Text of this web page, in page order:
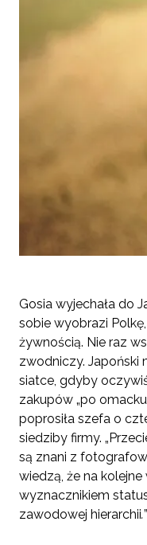
Gosia wyjechała do
sobie wyobrazi
żywnością. Nie raz
zwodniczy. Japoński
siatce, gdyby
zakupów „po
poprosiła szefa o
siedziby firmy.
są znani z
wiedzą, że na
wyznacznikiem
zawodowej hierarchii.”